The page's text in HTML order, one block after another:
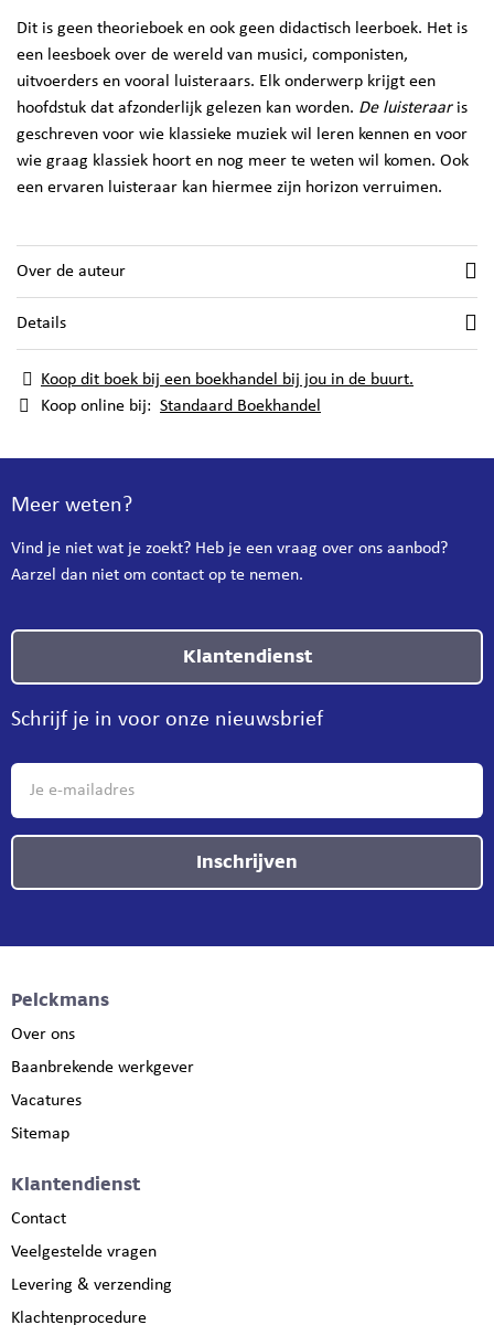
Dit is geen theorieboek en ook geen didactisch leerboek. Het is
een leesboek over de wereld van musici, componisten,
uitvoerders en vooral luisteraars. Elk onderwerp krijgt een
hoofdstuk dat afzonderlijk gelezen kan worden. De luisteraar is
geschreven voor wie klassieke muziek wil leren kennen en voor
wie graag klassiek hoort en nog meer te weten wil komen. Ook
een ervaren luisteraar kan hiermee zijn horizon verruimen.
Over de auteur
Details
Koop dit boek bij een boekhandel bij jou in de buurt.
Koop online bij: Standaard Boekhandel
Meer weten?
Vind je niet wat je zoekt? Heb je een vraag over ons aanbod?
Aarzel dan niet om contact op te nemen.
Klantendienst
Schrijf je in voor onze nieuwsbrief
Inschrijven
Pelckmans
Over ons
Baanbrekende werkgever
Vacatures
Sitemap
Klantendienst
Contact
Veelgestelde vragen
Levering & verzending
Klachtenprocedure